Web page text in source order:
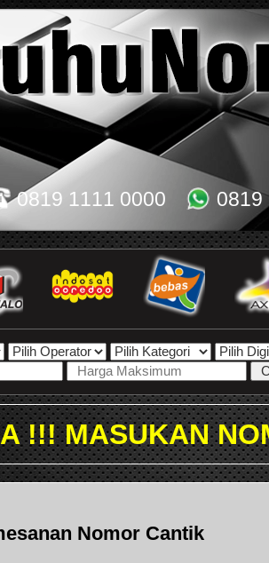
0819 1111 0000 0819
YANG
Nomor Cantik